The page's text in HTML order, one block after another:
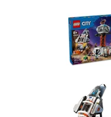
Prémiová herní
vesmírnou lodí
Dostupnost: